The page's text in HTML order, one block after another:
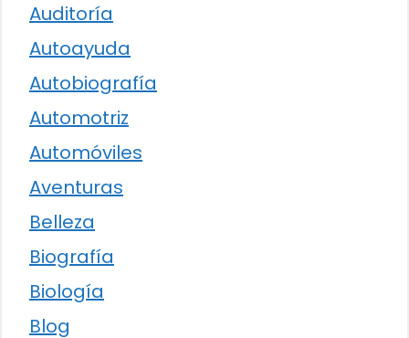
Auditoría
Autoayuda
Autobiografía
Automotriz
Automóviles
Aventuras
Belleza
Biografía
Biología
Blog